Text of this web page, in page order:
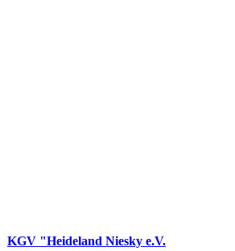
KGV "Heideland Niesky e.V.